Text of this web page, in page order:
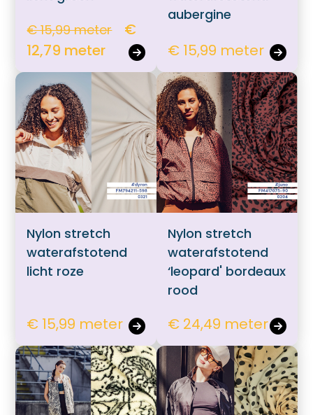
€ 15,99 meter
€
12,79 meter
aubergine
€ 15,99 meter
Nylon stretch
waterafstotend
licht roze
€ 15,99 meter
Nylon stretch
waterafstotend
‘leopard' bordeaux
rood
€ 24,49 meter